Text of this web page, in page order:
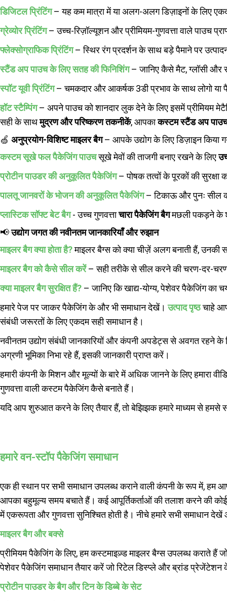
डिजिटल प्रिंटिंग– यह कम मात्रा में या अलग-अलग डिज़ाइनों के लिए
ग्रेव्योर प्रिंटिंग– उच्च-रिज़ॉल्यूशन और प्रीमियम-गुणवत्ता वाले पाउच
फ्लेक्सोग्राफिक प्रिंटिंग– स्थिर रंग प्रदर्शन के साथ बड़े पैमाने पर
स्टैंड अप पाउच के लिए सतह की फिनिशिंग– जानिए कैसे मैट, ग्लॉसी और
स्पॉट यूवी प्रिंटिंग– चमकदार और आकर्षक 3डी प्रभाव के साथ लोगो या
हॉट स्टैम्पिंग– अपने पाउच को शानदार लुक देने के लिए इसमें प्रीमियम
सही के साथमुद्रण और परिष्करण तकनीकें, आपकाकस्टम स्टैंड अप
🍏 अनुप्रयोग-विशिष्ट माइलर बैग– आपके उद्योग के लिए डिज़ाइन किया
कस्टम सूखे फल पैकेजिंग पाउचसूखे मेवों की ताजगी बनाए रखने के लिए
प्रोटीन पाउडर की अनुकूलित पैकेजिंग– पोषक तत्वों के पूरकों की सुरक्षा
पालतू जानवरों के भोजन की अनुकूलित पैकेजिंग– टिकाऊ और पुनः सील
प्लास्टिक सॉफ्ट बेट बैग- उच्च गुणवत्ताचारा पैकेजिंग बैगमछली पकड़ने के
📢उद्योग जगत की नवीनतम जानकारियाँ और रुझान
माइलर बैग क्या होता है?माइलर बैग्स को क्या चीज़ें अलग बनाती हैं,
माइलर बैग को कैसे सील करें– सही तरीके से सील करने की चरण-दर-
क्या माइलर बैग सुरक्षित हैं? – जानिए कि खाद्य-योग्य, पेशेवर पैकेजिंग का
हमारे पेज पर जाकर पैकेजिंग के और भी समाधान देखें।उत्पाद पृष्ठचाहे
संबंधी जरूरतों के लिए एकदम सही समाधान है।
नवीनतम उद्योग संबंधी जानकारियों और कंपनी अपडेट्स से अवगत रहने के
अग्रणी भूमिका निभा रहे हैं, इसकी जानकारी प्राप्त करें।
हमारी कंपनी के मिशन और मूल्यों के बारे में अधिक जानने के लिए हमारा
गुणवत्ता वाली कस्टम पैकेजिंग कैसे बनाते हैं।
यदि आप शुरुआत करने के लिए तैयार हैं, तो बेझिझक हमारे माध्यम से हमसे
हमारे वन-स्टॉप पैकेजिंग समाधान
एक ही स्थान पर सभी समाधान उपलब्ध कराने वाली कंपनी के रूप में,
आपका बहुमूल्य समय बचाते हैं। कई आपूर्तिकर्ताओं की तलाश करने की
में एकरूपता और गुणवत्ता सुनिश्चित होती है। नीचे हमारे सभी समाधान
माइलर बैग और बक्से
प्रीमियम पैकेजिंग के लिए, हम कस्टमाइज़्ड माइलर बैग्स उपलब्ध कराते हैं
पेशेवर पैकेजिंग समाधान तैयार करें जो रिटेल डिस्प्ले और ब्रांड प्रेजेंटेशन
प्रोटीन पाउडर के बैग और टिन के डिब्बे के सेट